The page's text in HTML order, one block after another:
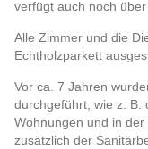
verfügt auch noch
Alle Zimmer und die
Echtholzparkett
Vor ca. 7 Jahren
durchgeführt, wie z. B.
Wohnungen und in
zusätzlich der